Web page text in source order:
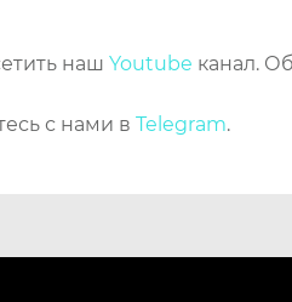
наш Youtube канал.
с нами в Telegram.